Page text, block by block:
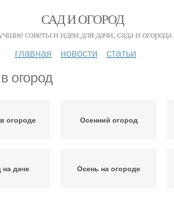
САД И ОГОРОД
советы и идеи для дачи, сада и огорода
главная новости статьи
огород
огороде Осенний огород
даче Осень на огороде